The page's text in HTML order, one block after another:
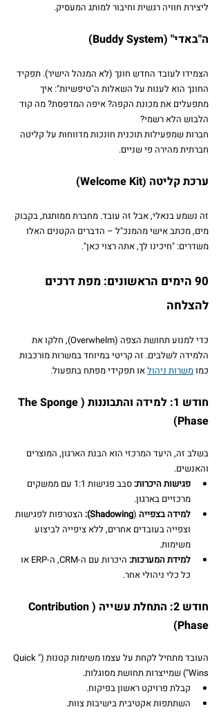
ליצירת חוויה רגשית וחיבור למותג המעסיק.
ה"באדי" (Buddy System)
הצמידו לעובד החדש חונך (לא המנהל הישיר). תפקיד
החונך הוא לענות על השאלות ה"טיפשיות": איך
מתפעלים את מכונת הקפה? איפה המדפסת? מה קוד
הלבוש הלא רשמי?
חברות שמפעילות תוכנית חונכות מדווחות על קליטה
חברתית מהירה פי שניים.
ערכת קליטה (Welcome Kit)
זה נשמע בנאלי, אבל זה עובד. מחברת ממותגת, בקבוק
מים, מכתב אישי מהמנכ"ל – הדברים הקטנים האלו
משדרים: "חיכינו לך, אתה רצוי כאן".
90 הימים הראשונים: מפת דרכים
להצלחה
כדי למנוע תחושת הצפה (Overwhelm), חלקו את
הלמידה לשלבים. זה קריטי במיוחד במשרות מורכבות
כמו משרות ניהול או תפקידי מפתח בתפעול.
חודש 1: למידה והתבוננות (The Sponge
Phase)
בשלב זה, היעד המרכזי הוא הבנת הארגון, המוצרים
והאנשים.
פגישות היכרות:
סבב פגישות 1:1 עם ממשקים
מרכזיים בארגון.
למידה בצפייה (
Shadowing): הצטרפות לפגישות
וצפייה בעובדים אחרים, ללא ציפייה לביצוע
משימות.
למידת המערכות:
היכרות עם ה-CRM, ה-ERP או
כל כלי ניהולי אחר.
חודש 2: התחלת עשייה (Contribution
Phase)
העובד מתחיל לקחת על עצמו משימות קטנות ("Quick
Wins") שמייצרות תחושת מסוגלות.
קבלת פרויקט ראשון בפיקוח.
השתתפות אקטיבית בישיבות צוות.